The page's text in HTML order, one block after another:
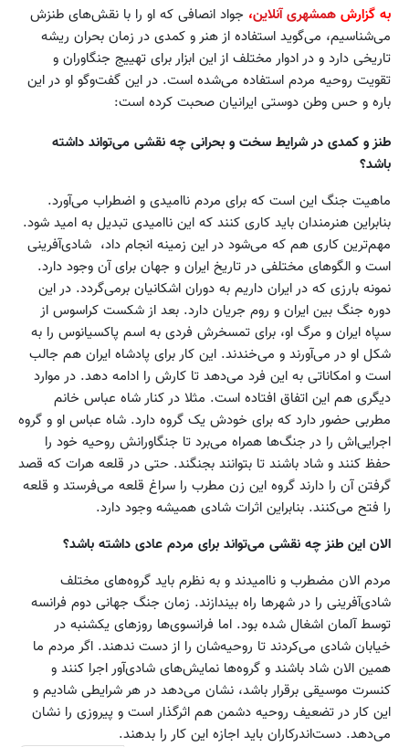
به گزارش همشهری آنلاین، جواد انصافی که او را با نقش‌های طنزش
می‌شناسیم، می‌گوید استفاده از هنر و کمدی در زمان بحران ریشه
تاریخی دارد و در ادوار مختلف از این ابزار برای تهییج جنگاوران و
تقویت روحیه مردم استفاده می‌شده است. در این گفت‌وگو او در این
باره و حس وطن دوستی ایرانیان صحبت کرده است:
طنز و کمدی در شرایط سخت و بحرانی چه نقشی می‌تواند داشته
باشد؟
ماهیت جنگ این است که برای مردم ناامیدی و اضطراب می‌آورد.
بنابراین هنرمندان باید کاری کنند که این ناامیدی تبدیل به امید شود.
مهم‌ترین کاری هم که می‌شود در این زمینه انجام داد، ‌ شادی‌آفرینی
است و الگوهای مختلفی در تاریخ ایران و جهان برای آن وجود دارد.
نمونه بارزی که در ایران داریم به دوران اشکانیان برمی‌گردد. در این
دوره جنگ بین ایران و روم جریان دارد. بعد از شکست کراسوس از
سپاه ایران و مرگ او، برای تمسخرش فردی به اسم پاکسیانوس را به
شکل او در می‌آورند و می‌خندند. این کار برای پادشاه ایران هم جالب
است و امکاناتی به این فرد می‌دهد تا کارش را ادامه دهد. در موارد
دیگری هم این اتفاق افتاده است. مثلا در کنار شاه عباس خانم
مطربی حضور دارد که برای خودش یک گروه دارد. شاه عباس او و گروه
اجرایی‌اش را در جنگ‌ها همراه می‌برد تا جنگاورانش روحیه خود را
حفظ کنند و شاد باشند تا بتوانند بجنگند. حتی در قلعه هرات که قصد
گرفتن آن را دارند گروه این زن مطرب را سراغ قلعه می‌فرستد و قلعه
را فتح می‌کنند. بنابراین اثرات شادی همیشه وجود دارد.
الان این طنز چه نقشی می‌تواند برای مردم عادی داشته باشد؟
مردم الان مضطرب و ناامیدند و به نظرم باید گروه‌های مختلف
شادی‌آفرینی را در شهرها راه بیندازند. زمان جنگ جهانی دوم فرانسه
توسط آلمان اشغال شده بود. اما فرانسوی‌ها روزهای یکشنبه در
خیابان شادی می‌کردند تا روحیه‌شان را از دست ندهند. اگر مردم ما
همین الان شاد باشند و گروه‌ها نمایش‌های شادی‌آور اجرا کنند و
کنسرت موسیقی برقرار باشد، نشان می‌دهد در هر شرایطی شادیم و
این کار در تضعیف روحیه دشمن هم اثرگذار است و پیروزی را نشان
می‌دهد. دست‌اندرکاران باید اجازه این کار را بدهند.